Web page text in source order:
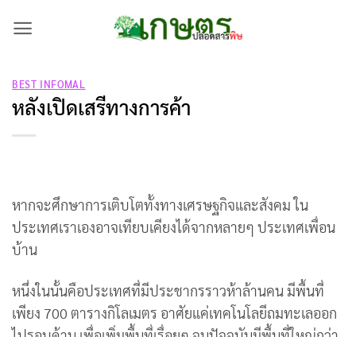
BEST INFOMAL
หลังเปิดเสรีทางการค้า
หากจะศึกษาการเติบโตทั้งทางเศรษฐกิจและสังคม ใน
ประเทศเราเองอาจเทียบเคียงได้จากหลายๆ ประเทศเพื่อน
บ้าน
หนึ่งในนั้นคือประเทศที่มีประชากรราวห้าล้านคน มีพื้นที่
เพียง 700 ตารางกิโลเมตร อาศัยแค่เทคโนโลยีถมทะเลออก